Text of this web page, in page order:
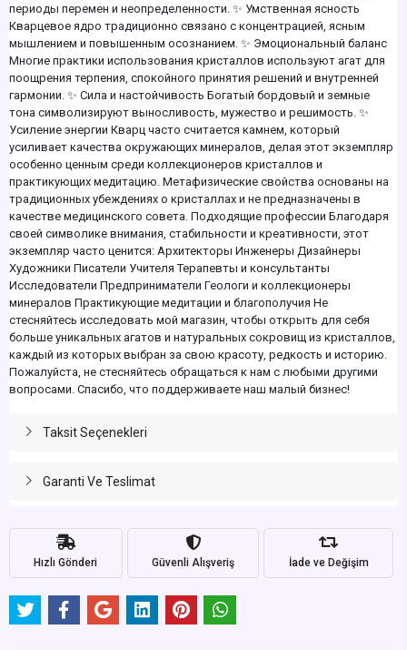
периоды перемен и неопределенности. ✨ Умственная ясность
Кварцевое ядро традиционно связано с концентрацией, ясным
мышлением и повышенным осознанием. ✨ Эмоциональный баланс
Многие практики использования кристаллов используют агат для
поощрения терпения, спокойного принятия решений и внутренней
гармонии. ✨ Сила и настойчивость Богатый бордовый и земные
тона символизируют выносливость, мужество и решимость. ✨
Усиление энергии Кварц часто считается камнем, который
усиливает качества окружающих минералов, делая этот экземпляр
особенно ценным среди коллекционеров кристаллов и
практикующих медитацию. Метафизические свойства основаны на
традиционных убеждениях о кристаллах и не предназначены в
качестве медицинского совета. Подходящие профессии Благодаря
своей символике внимания, стабильности и креативности, этот
экземпляр часто ценится: Архитекторы Инженеры Дизайнеры
Художники Писатели Учителя Терапевты и консультанты
Исследователи Предприниматели Геологи и коллекционеры
минералов Практикующие медитации и благополучия Не
стесняйтесь исследовать мой магазин, чтобы открыть для себя
больше уникальных агатов и натуральных сокровищ из кристаллов,
каждый из которых выбран за свою красоту, редкость и историю.
Пожалуйста, не стесняйтесь обращаться к нам с любыми другими
вопросами. Спасибо, что поддерживаете наш малый бизнес!
Taksit Seçenekleri
Garanti Ve Teslimat
Hızlı Gönderi Güvenli Alışveriş İade ve Değişim